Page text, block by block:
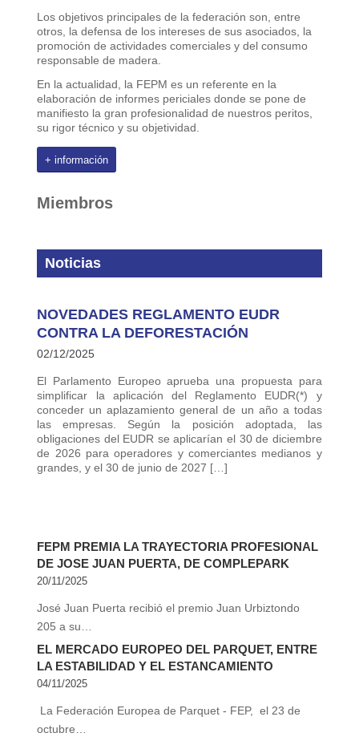
Los objetivos principales de la federación son, entre
otros, la defensa de los intereses de sus asociados, la
promoción de actividades comerciales y del consumo
responsable de madera.
En la actualidad, la FEPM es un referente en la
elaboración de informes periciales donde se pone de
manifiesto la gran profesionalidad de nuestros peritos,
su rigor técnico y su objetividad.
+ información
Miembros
Noticias
NOVEDADES REGLAMENTO EUDR
CONTRA LA DEFORESTACIÓN
02/12/2025
El Parlamento Europeo aprueba una propuesta para
simplificar la aplicación del Reglamento EUDR(*) y
conceder un aplazamiento general de un año a todas
las empresas. Según la posición adoptada, las
obligaciones del EUDR se aplicarían el 30 de diciembre
de 2026 para operadores y comerciantes medianos y
grandes, y el 30 de junio de 2027 […]
FEPM PREMIA LA TRAYECTORIA PROFESIONAL
DE JOSE JUAN PUERTA, DE COMPLEPARK
20/11/2025
José Juan Puerta recibió el premio Juan Urbiztondo
205 a su…
EL MERCADO EUROPEO DEL PARQUET, ENTRE
LA ESTABILIDAD Y EL ESTANCAMIENTO
04/11/2025
La Federación Europea de Parquet - FEP, el 23 de
octubre…